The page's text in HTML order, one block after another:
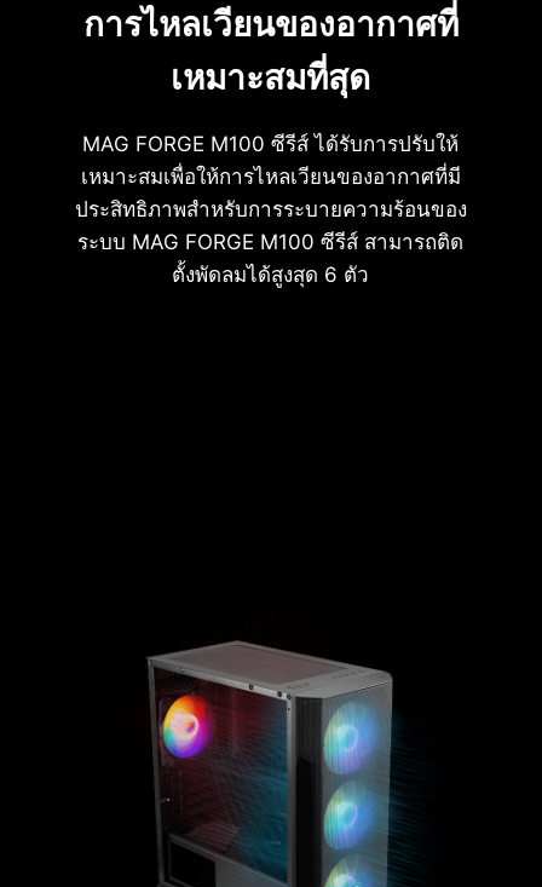
การไหลเวียนของอากาศที่
เหมาะสมที่สุด
MAG FORGE M100 ซีรีส์ ได้รับการปรับให้
เหมาะสมเพื่อให้การไหลเวียนของอากาศที่มี
ประสิทธิภาพสำหรับการระบายความร้อนของ
ระบบ MAG FORGE M100 ซีรีส์ สามารถติด
ตั้งพัดลมได้สูงสุด 6 ตัว
พื้นที่ติดตั้งพัดลม